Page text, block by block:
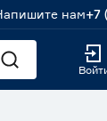
нам+7